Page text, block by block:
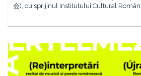
会), cu sprijinul Institutului Cultural